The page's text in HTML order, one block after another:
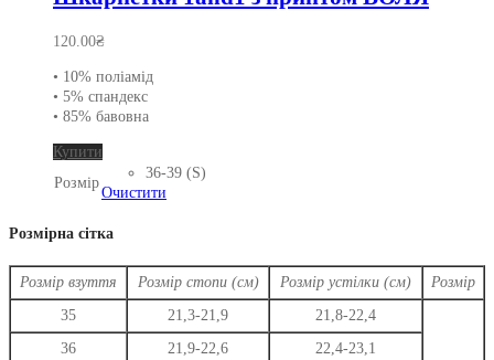
120.00₴
• 10% поліамід
• 5% спандекс
• 85% бавовна
Купити
товар
має
варіантів.
можна
вибрати
сторінці
Розмір
36-39 (S)
Очистити
Розмірна сітка
Розмір взуття Розмір стопи (см) Розмір устілки (см)
Розмір
35
21,3-21,9 21,8-22,4
36 21,9-22,6
22,4-23,1